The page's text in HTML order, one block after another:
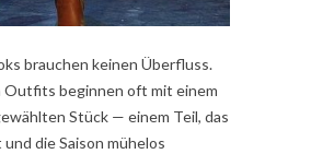
brauchen keinen Überfluss.
Outfits beginnen oft mit einem
Stück — einem Teil, das
die Saison mühelos